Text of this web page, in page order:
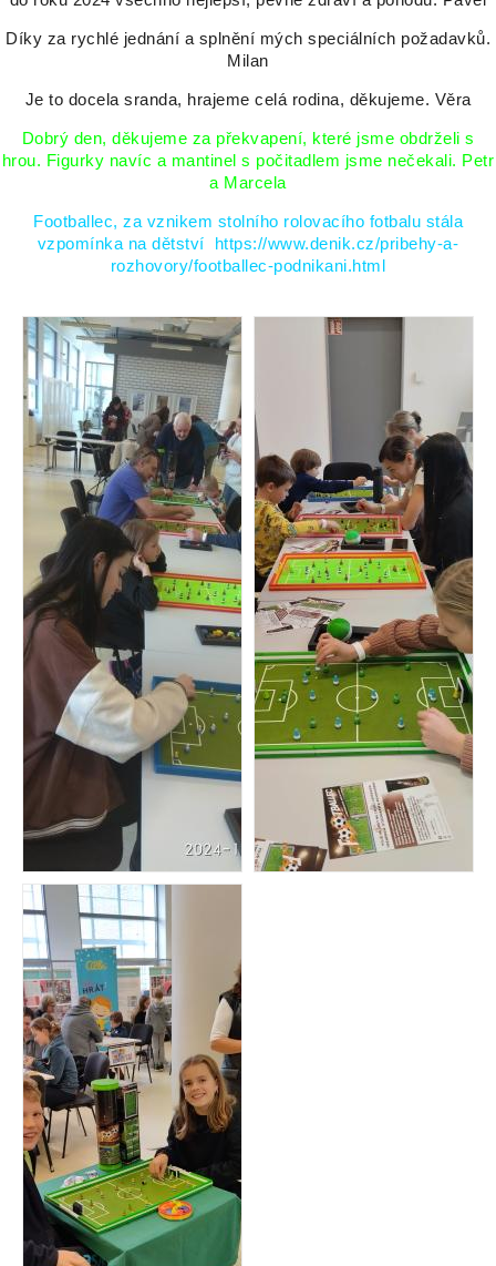
Díky za rychlé jednání a splnění mých speciálních požadavků.
Milan
Je to docela sranda, hrajeme celá rodina, děkujeme. Věra
Dobrý den, děkujeme za překvapení, které jsme obdrželi s
hrou. Figurky navíc a mantinel s počitadlem jsme nečekali. Petr
a Marcela
Footballec, za vznikem stolního rolovacího fotbalu stála
vzpomínka na dětství
https://www.denik.cz/pribehy-a-
rozhovory/footballec-podnikani.html